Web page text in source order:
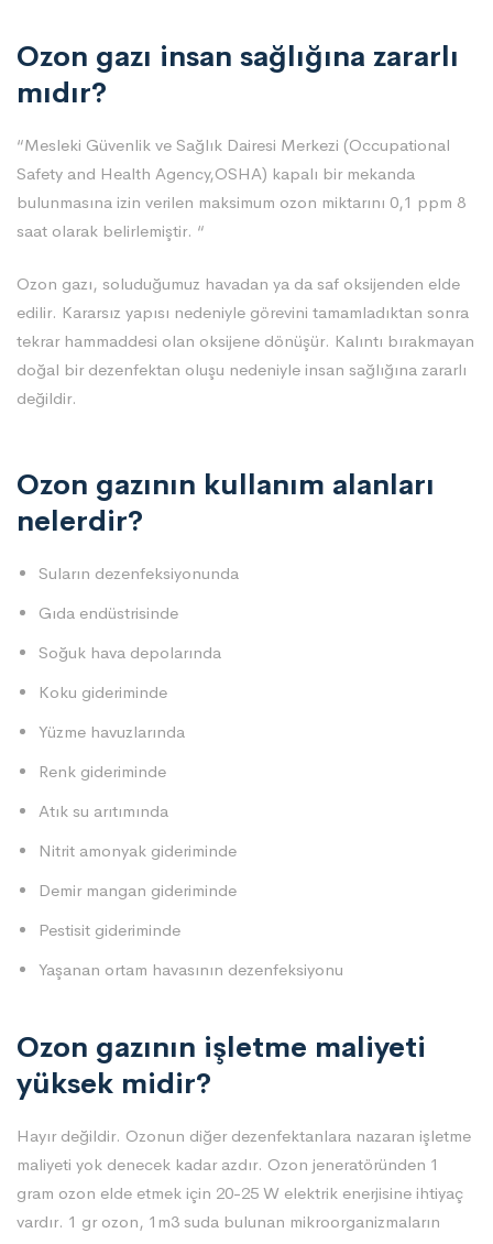
Ozon gazı insan sağlığına zararlı
mıdır?
“Mesleki Güvenlik ve Sağlık Dairesi Merkezi (Occupational
Safety and Health Agency,OSHA) kapalı bir mekanda
bulunmasına izin verilen maksimum ozon miktarını 0,1 ppm 8
saat olarak belirlemiştir. “
Ozon gazı, soluduğumuz havadan ya da saf oksijenden elde
edilir. Kararsız yapısı nedeniyle görevini tamamladıktan sonra
tekrar hammaddesi olan oksijene dönüşür. Kalıntı bırakmayan
doğal bir dezenfektan oluşu nedeniyle insan sağlığına zararlı
değildir.
Ozon gazının kullanım alanları
nelerdir?
Suların dezenfeksiyonunda
Gıda endüstrisinde
Soğuk hava depolarında
Koku gideriminde
Yüzme havuzlarında
Renk gideriminde
Atık su arıtımında
Nitrit amonyak gideriminde
Demir mangan gideriminde
Pestisit gideriminde
Yaşanan ortam havasının dezenfeksiyonu
Ozon gazının işletme maliyeti
yüksek midir?
Hayır değildir. Ozonun diğer dezenfektanlara nazaran işletme
maliyeti yok denecek kadar azdır. Ozon jeneratöründen 1
gram ozon elde etmek için 20-25 W elektrik enerjisine ihtiyaç
vardır. 1 gr ozon, 1m3 suda bulunan mikroorganizmaların